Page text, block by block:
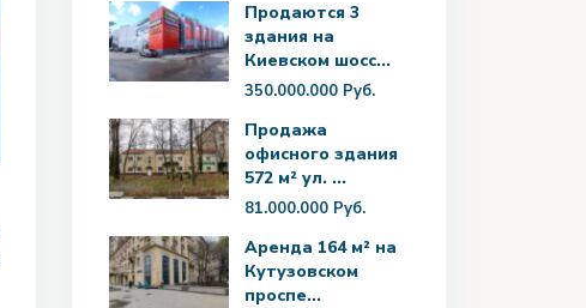
Продаются 3
здания на
Киевском шосс...
350.000.000 Руб.
Продажа
офисного здания
572 м² ул. ...
81.000.000 Руб.
Аренда 164 м² на
Кутузовском
проспе...